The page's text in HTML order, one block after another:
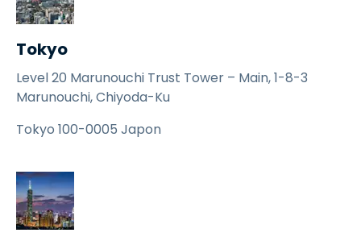
Tokyo
Level 20 Marunouchi Trust Tower – Main, 1-8-3
Marunouchi, Chiyoda-Ku
Tokyo 100-0005 Japon